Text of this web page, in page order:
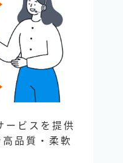
ービスを提供
品質・柔軟